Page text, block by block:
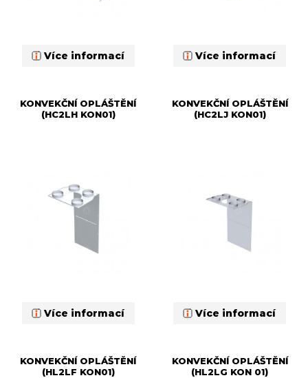
Více informací Více informací
KONVEKČNÍ OPLÁŠTĚNÍ
(HC2LH KON01)
Více informací
KONVEKČNÍ OPLÁŠTĚNÍ
(HC2LJ KON01)
Více informací
KONVEKČNÍ OPLÁŠTĚNÍ
(HL2LF KON01)
KONVEKČNÍ OPLÁŠTĚNÍ
(HL2LG KON 01)